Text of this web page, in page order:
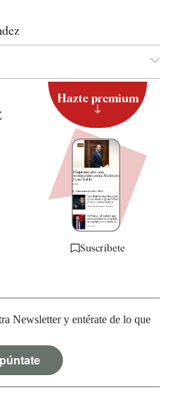
Hazte premium
Suscríbete
Newsletter y entérate de lo que